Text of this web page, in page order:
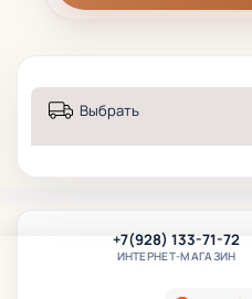
Выбрать
+7(928) 133-71-72
ИНТЕРНЕТ-МАГАЗИН